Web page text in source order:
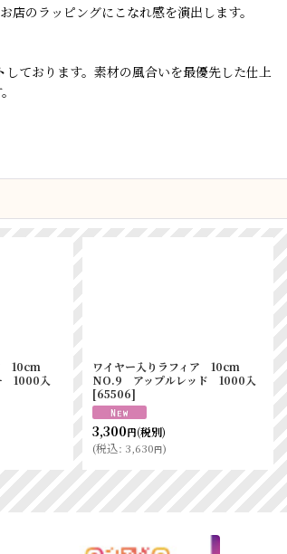
のラッピングにこなれ感を演出します。
しております。素材の風合いを最優先した仕上
10cm
1000入
ワイヤー入りラフィア 10cm
NO.9 アップルレッド 1000入
[65506]
3,300円(税別)
(税込: 3,630円)